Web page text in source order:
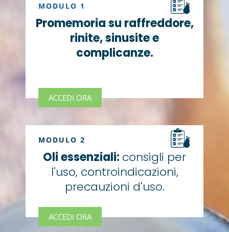
MODULO 1
Promemoria su raffreddore,
rinite, sinusite e
complicanze.
ACCEDI ORA
MODULO 2
Oli essenziali: consigli per
l'uso, controindicazioni,
precauzioni d'uso.
ACCEDI ORA